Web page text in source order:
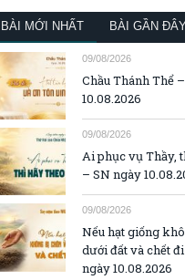
BÀI MỚI NHẤT BÀI GẦN
09/08/2026
Chầu Thánh Thể
10.08.2026
09/08/2026
Ai phục vụ Thầy,
– SN ngày
09/08/2026
Nếu hạt giống
dưới đất và chết
ngày 10.08.2026